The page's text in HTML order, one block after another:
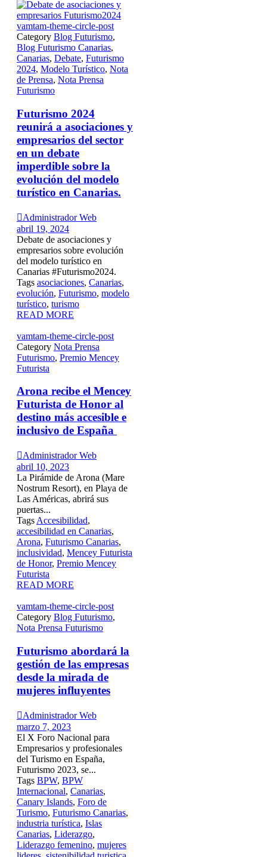
vamtam-theme-circle-post
Category Blog Futurismo,
Blog Futurismo Canarias,
Canarias, Debate, Futurismo
2024, Modelo Turístico, Nota
de Prensa, Nota Prensa
Futurismo
Futurismo 2024
reunirá a asociaciones y
empresarios del sector
en un debate
imperdible sobre la
evolución del modelo
turístico en Canarias.
Administrador Web
abril 19, 2024
Debate de asociaciones y
empresarios sobre evolución
del modelo turístico en
Canarias #Futurismo2024.
Tags asociaciones, Canarias,
evolución, Futurismo, modelo
turístico, turismo
READ MORE
vamtam-theme-circle-post
Category Nota Prensa
Futurismo, Premio Mencey
Futurista
Arona recibe el Mencey
Futurista de Honor al
destino más accesible e
inclusivo de España
Administrador Web
abril 10, 2023
La Pirámide de Arona (Mare
Nostrum Resort), en Playa de
Las Américas, abrirá sus
puertas...
Tags Accesibilidad,
accesibilidad en Canarias,
Arona, Futurismo Canarias,
inclusividad, Mencey Futurista
de Honor, Premio Mencey
Futurista
READ MORE
vamtam-theme-circle-post
Category Blog Futurismo,
Nota Prensa Futurismo
Futurismo abordará la
gestión de las empresas
desde la mirada de
mujeres influyentes
Administrador Web
marzo 7, 2023
El X Foro Nacional para
Empresarios y profesionales
del Turismo en España,
Futurismo 2023, se...
Tags BPW, BPW
Internacional, Canarias,
Canary Islands, Foro de
Turismo, Futurismo Canarias,
industria turística, Islas
Canarias, Liderazgo,
Liderazgo femenino, mujeres